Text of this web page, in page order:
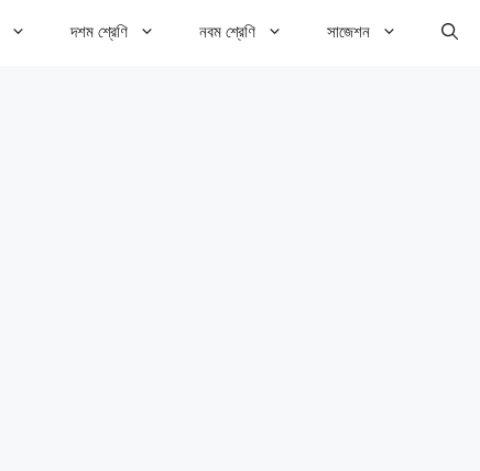
দশম শ্রেণি নবম শ্রেণি সাজেশন